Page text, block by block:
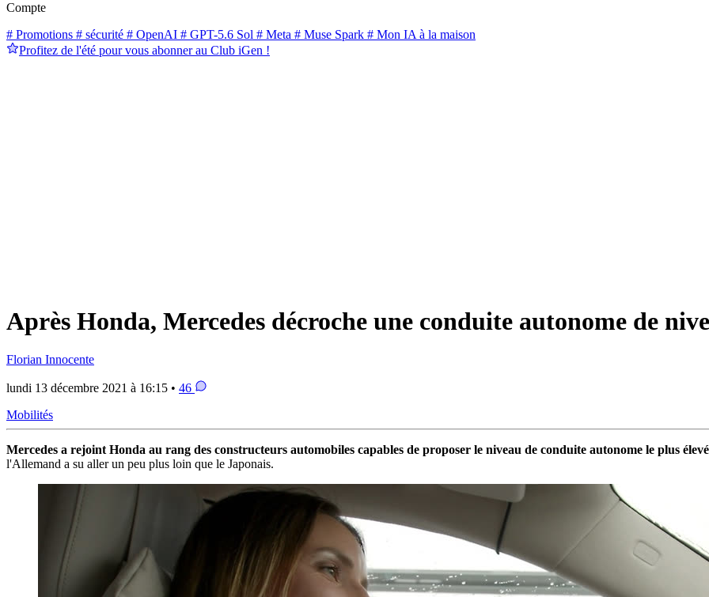
Compte
# Promotions # sécurité # OpenAI # GPT-5.6 Sol # Meta # Muse Spark # Mon IA à la maison
Profitez de l'été pour vous abonner au Club iGen !
Après Honda, Mercedes décroche une conduite autonome de
Florian Innocente
lundi 13 décembre 2021 à 16:15 • 46
Mobilités
Mercedes a rejoint Honda au rang des constructeurs automobiles capables de proposer le niveau de conduite autonome le plus
l'Allemand a su aller un peu plus loin que le Japonais.